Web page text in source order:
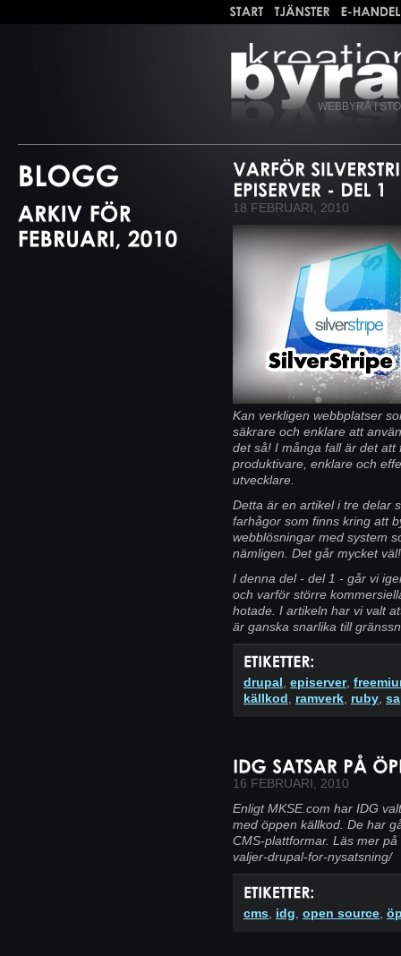
WEBBYRÅ I
18 FEBRUARI, 2010
Kan verkligen webbplatser
säkrare och enklare att
det så! I många fall är det
produktivare, enklare och
utvecklare.
Detta är en artikel i tre delar
farhågor som finns kring att
webblösningar med system
nämligen. Det går mycket väl!
I denna del - del 1 - går vi
och varför större
hotade. I artikeln har vi valt
är ganska snarlika till
drupal episerver,
källkod
ramverk ruby
16 FEBRUARI, 2010
Enligt MKSE.com har IDG
med öppen källkod. De har
CMS-plattformar. Läs mer
valjer-drupal-for-nysatsning/
cms idg open source